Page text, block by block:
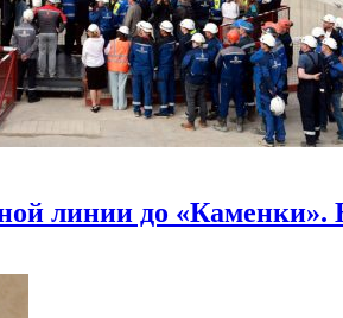
линии до «Каменки».